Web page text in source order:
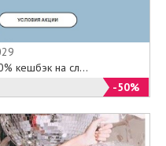
кешбэк на сл...
-50%